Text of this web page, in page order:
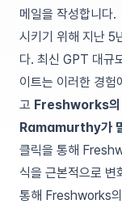
메일을 작성합니다.
시키기 위해 지난 5
다. 최신 GPT 대규
이트는 이러한 경험
고 Freshworks의
Ramamurthy가
클릭을 통해
식을 근본적으로 변
통해 Freshworks의